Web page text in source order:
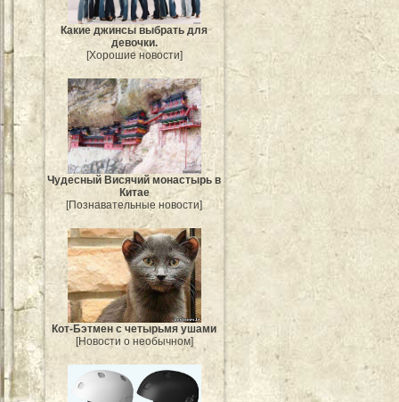
Какие джинсы выбрать для
девочки.
[Хорошие новости]
Чудесный Висячий монастырь в
Китае
[Познавательные новости]
Кот-Бэтмен с четырьмя ушами
[Новости о необычном]